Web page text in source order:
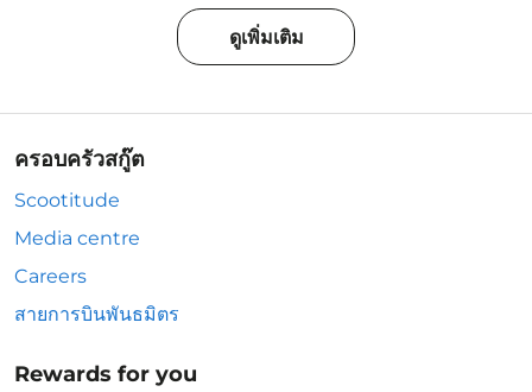
ดูเพิ่มเติม
ครอบครัวสกู๊ต
Scootitude
Media centre
Careers
สายการบินพันธมิตร
Rewards for you